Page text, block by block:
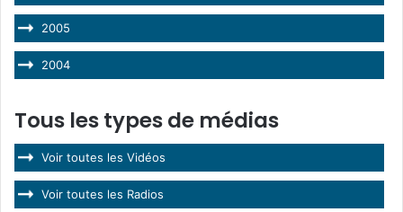
2005
2004
Tous les types de médias
Voir toutes les Vidéos
Voir toutes les Radios